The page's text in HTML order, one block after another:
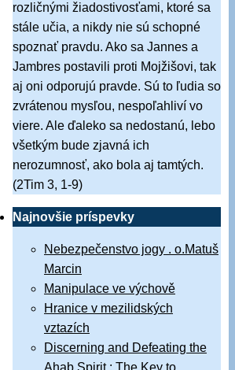
rozličnými žiadostivosťami, ktoré sa
stále učia, a nikdy nie sú schopné
spoznať pravdu. Ako sa Jannes a
Jambres postavili proti Mojžišovi, tak
aj oni odporujú pravde. Sú to ľudia so
zvrátenou mysľou, nespoľahliví vo
viere. Ale ďaleko sa nedostanú, lebo
všetkým bude zjavná ich
nerozumnosť, ako bola aj tamtých.
(2Tim 3, 1-9)
Najnovšie príspevky
Nebezpečenstvo jogy . o.Matuš
Marcin
Manipulace ve výchově
Hranice v mezilidských
vztazích
Discerning and Defeating the